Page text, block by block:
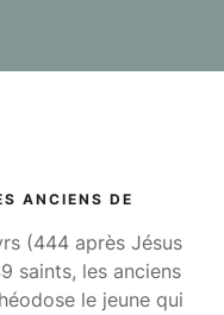
ANCIENS DE
(444 après Jésus
saints, les anciens
le jeune qui